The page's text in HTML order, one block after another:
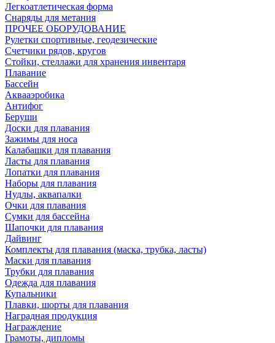
Легкоатлетическая форма
Снаряды для метания
ПРОЧЕЕ ОБОРУДОВАНИЕ
Рулетки спортивные, геодезические
Счетчики рядов, кругов
Стойки, стеллажи для хранения инвентаря
Плавание
Бассейн
Аквааэробика
Антифог
Беруши
Доски для плавания
Зажимы для носа
Калабашки для плавания
Ласты для плавания
Лопатки для плавания
Наборы для плавания
Нудлы, аквапалки
Очки для плавания
Сумки для бассейна
Шапочки для плавания
Дайвинг
Комплекты для плавания (маска, трубка, ласты)
Маски для плавания
Трубки для плавания
Одежда для плавания
Купальники
Плавки, шорты для плавания
Наградная продукция
Награждение
Грамоты, дипломы